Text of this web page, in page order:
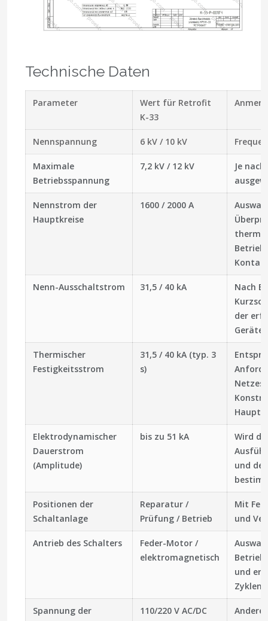
Technische Daten
Parameter
Wert für Retrofit
K-33
Nennspannung 6 kV / 10 kV
Maximale
Betriebsspannung
7,2 kV / 12 kV
Je
Nennstrom der
Hauptkreise
1600 / 2000 A
Nenn-Ausschaltstrom 31,5 / 40 kA
Nach
der
Thermischer
Festigkeitsstrom
31,5 / 40 kA (typ. 3
s)
Netzes
Elektrodynamischer
Dauerstrom
(Amplitude)
bis zu 51 kA
Wird
und
Positionen der
Schaltanlage
Reparatur /
Prüfung / Betrieb
Mit
und
Antrieb des Schalters
Feder-Motor /
elektromagnetisch
und
Zyklen
Spannung der
110/220 V AC/DC
Andere